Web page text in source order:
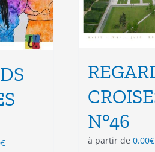
€
N°46
à partir de 0.00€